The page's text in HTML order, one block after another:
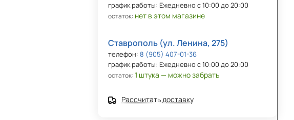
график работы: Ежедневно с 10:00 до 20:00
остаток: нет в этом магазине
Ставрополь (ул. Ленина, 275)
телефон: 8 (905) 407-01-36
график работы: Ежедневно с 10:00 до 20:00
остаток:1 штука — можно забрать
Рассчитать доставку